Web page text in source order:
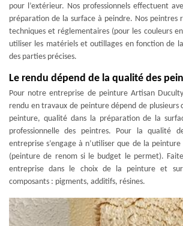
pour l’extérieur. Nos professionnels effectuent
préparation de la surface à peindre. Nos peintres
techniques et réglementaires (pour les couleurs
utiliser les matériels et outillages en fonction de
des parties précises.
Le rendu dépend de la qualité des
Pour notre entreprise de peinture Artisan
rendu en travaux de peinture dépend de plusieurs
peinture, qualité dans la préparation de la
professionnelle des peintres. Pour la qualité
entreprise s’engage à n’utiliser que de la
(peinture de renom si le budget le permet).
entreprise dans le choix de la peinture et
composants : pigments, additifs, résines.